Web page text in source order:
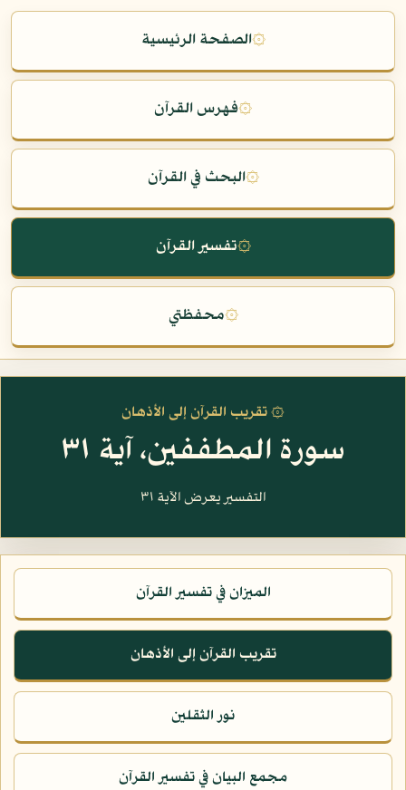
۞الصفحة الرئيسية
۞فهرس القرآن
۞البحث في القرآن
۞تفسير القرآن
۞محفظتي
۞ تقريب القرآن إلى الأذهان
سورة المطففين، آية ٣١
التفسير يعرض الآية ٣١
الميزان في تفسير القرآن
تقريب القرآن إلى الأذهان
نور الثقلين
مجمع البيان في تفسير القرآن